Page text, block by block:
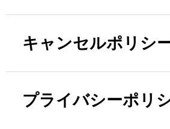
キャンセルポリシ
プライバシーポリ